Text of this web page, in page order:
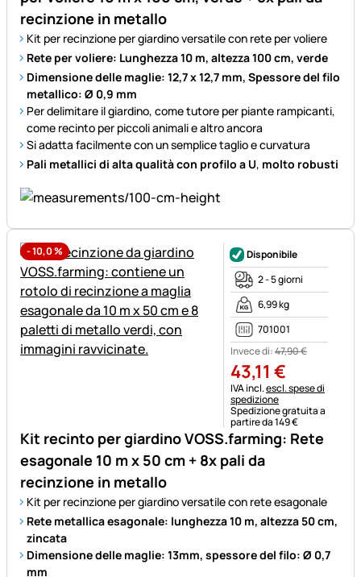
recinzione in metallo
Kit per recinzione per giardino versatile con rete per voliere
Rete per voliere: Lunghezza 10 m, altezza 100 cm, verde
Dimensione delle maglie: 12,7 x 12,7 mm, Spessore del filo
metallico: Ø 0,9 mm
Per delimitare il giardino, come tutore per piante rampicanti,
come recinto per piccoli animali e altro ancora
Si adatta facilmente con un semplice taglio e curvatura
Pali metallici di alta qualità con profilo a U, molto robusti
-10,0%
Kit recinto per giardino VOSS.farming: Rete
esagonale 10 m x 50 cm + 8x pali da
recinzione in metallo
Kit per recinzione per giardino versatile con rete esagonale
Rete metallica esagonale: lunghezza 10 m, altezza 50 cm,
zincata
Dimensione delle maglie: 13mm, spessore del filo: Ø 0,7
mm
Disponibile
2 - 5 giorni
6,99 kg
701001
Invece di:47,90€
43,11 €
Informazioni fiscali:
IVA incl.escl. spese di
spedizione
Spedizione gratuita a
partire da 149 €